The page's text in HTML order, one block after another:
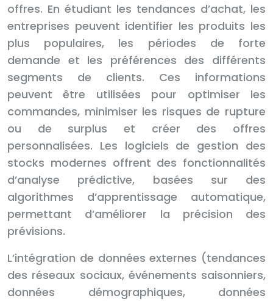
offres. En étudiant les tendances d’achat, les
entreprises peuvent identifier les produits les
plus populaires, les périodes de forte
demande et les préférences des différents
segments de clients. Ces informations
peuvent être utilisées pour optimiser les
commandes, minimiser les risques de rupture
ou de surplus et créer des offres
personnalisées. Les logiciels de gestion des
stocks modernes offrent des fonctionnalités
d’analyse prédictive, basées sur des
algorithmes d’apprentissage automatique,
permettant d’améliorer la précision des
prévisions.
L’intégration de données externes (tendances
des réseaux sociaux, événements saisonniers,
données démographiques, données